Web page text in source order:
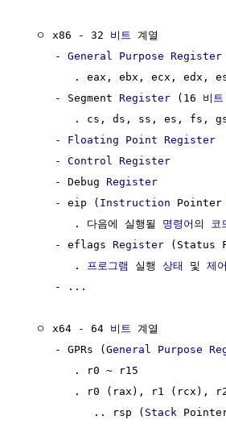
  ㅇ x86 - 32
비트
계열
     -
General Purpose Register
. eax, ebx, ecx, edx,
     - Segment
Register (16 비트
. cs, ds, ss, es, fs,
     -
Floating Point Register
     -
Control
Register
     - Debug
Register
     - eip (
Instruction Pointer
        . 다음에 실행될
명령어 의 코
     - eflags
Register (Status
        .
프로그램 실행 상태 및 제어
     - ...
  ㅇ x64 - 64
비트
계열
     - GPRs (
General Purpose
        . r0 ~ r15
. r0 (rax), r1 (rcx),
           .. rsp (
Stack